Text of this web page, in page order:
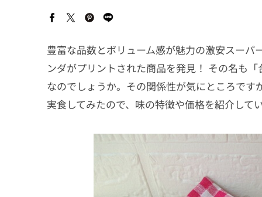
豊富な品数とボリューム感が魅力の激安スー
ンダがプリントされた商品を発見！ その名も
なのでしょうか。その関係性が気にところで
実食してみたので、味の特徴や価格を紹介して